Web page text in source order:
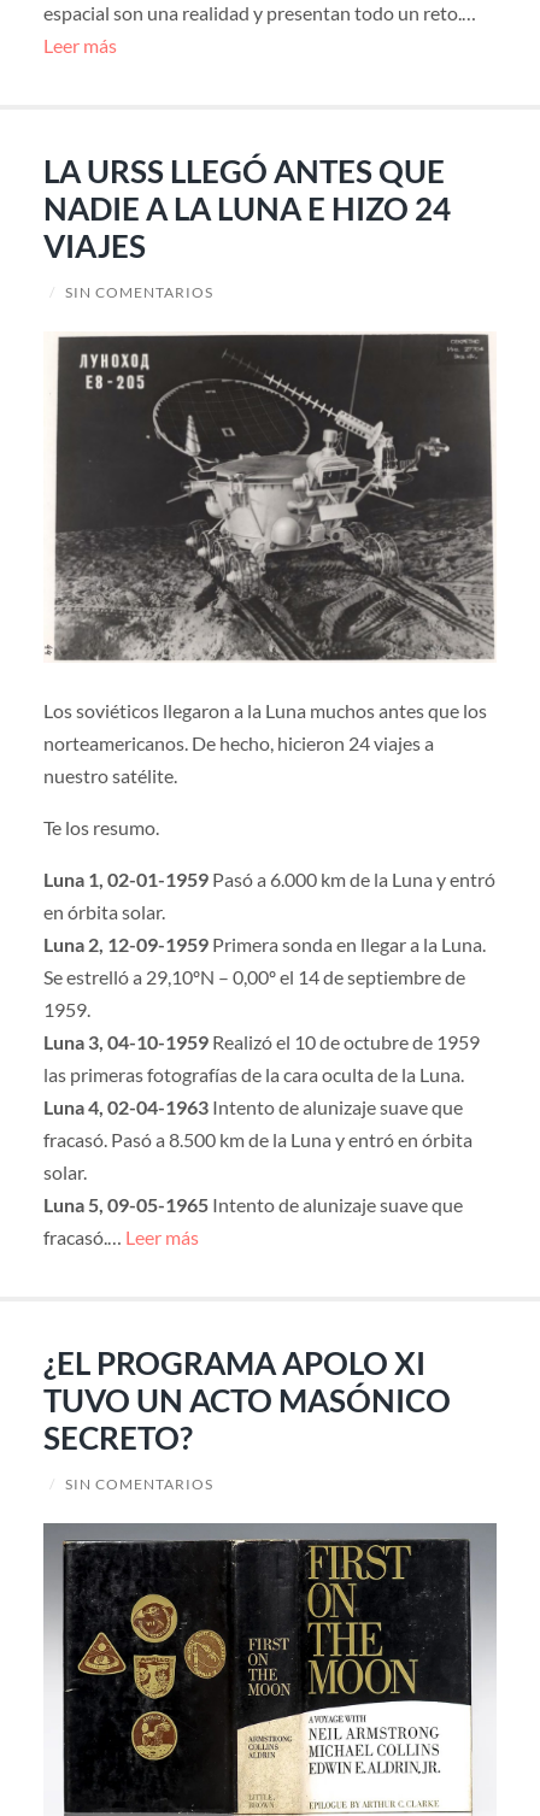
espacial son una realidad y presentan todo un reto.…
Leer más
LA URSS LLEGÓ ANTES QUE
NADIE A LA LUNA E HIZO 24
VIAJES
/ SIN COMENTARIOS
Los soviéticos llegaron a la Luna muchos antes que los
norteamericanos. De hecho, hicieron 24 viajes a
nuestro satélite.
Te los resumo.
Luna 1, 02-01-1959Pasó a 6.000 km de la Luna y entró
en órbita solar.
Luna 2, 12-09-1959 Primera sonda en llegar a la Luna.
Se estrelló a 29,10ºN – 0,00º el 14 de septiembre de
1959.
Luna 3, 04-10-1959Realizó el 10 de octubre de 1959
las primeras fotografías de la cara oculta de la Luna.
Luna 4, 02-04-1963 Intento de alunizaje suave que
fracasó. Pasó a 8.500 km de la Luna y entró en órbita
solar.
Luna 5, 09-05-1965 Intento de alunizaje suave que
fracasó.… Leer más
¿EL PROGRAMA APOLO XI
TUVO UN ACTO MASÓNICO
SECRETO?
/ SIN COMENTARIOS